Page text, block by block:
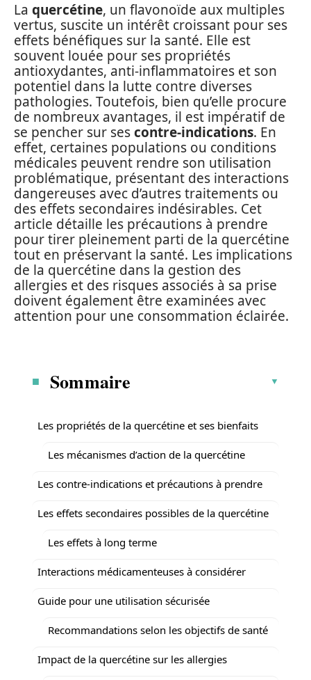
La quercétine, un flavonoïde aux multiples
vertus, suscite un intérêt croissant pour ses
effets bénéfiques sur la santé. Elle est
souvent louée pour ses propriétés
antioxydantes, anti-inflammatoires et son
potentiel dans la lutte contre diverses
pathologies. Toutefois, bien qu’elle procure
de nombreux avantages, il est impératif de
se pencher sur sescontre-indications. En
effet, certaines populations ou conditions
médicales peuvent rendre son utilisation
problématique, présentant des interactions
dangereuses avec d’autres traitements ou
des effets secondaires indésirables. Cet
article détaille les précautions à prendre
pour tirer pleinement parti de la quercétine
tout en préservant la santé. Les implications
de la quercétine dans la gestion des
allergies et des risques associés à sa prise
doivent également être examinées avec
attention pour une consommation éclairée.
Sommaire
Les propriétés de la quercétine et ses bienfaits
Les mécanismes d’action de la quercétine
Les contre-indications et précautions à prendre
Les effets secondaires possibles de la quercétine
Les effets à long terme
Interactions médicamenteuses à considérer
Guide pour une utilisation sécurisée
Recommandations selon les objectifs de santé
Impact de la quercétine sur les allergies